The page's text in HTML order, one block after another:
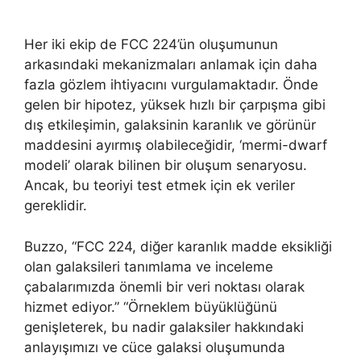
Her iki ekip de FCC 224’ün oluşumunun
arkasındaki mekanizmaları anlamak için daha
fazla gözlem ihtiyacını vurgulamaktadır. Önde
gelen bir hipotez, yüksek hızlı bir çarpışma gibi
dış etkileşimin, galaksinin karanlık ve görünür
maddesini ayırmış olabileceğidir, ‘mermi-dwarf
modeli’ olarak bilinen bir oluşum senaryosu.
Ancak, bu teoriyi test etmek için ek veriler
gereklidir.
Buzzo, “FCC 224, diğer karanlık madde eksikliği
olan galaksileri tanımlama ve inceleme
çabalarımızda önemli bir veri noktası olarak
hizmet ediyor.” “Örneklem büyüklüğünü
genişleterek, bu nadir galaksiler hakkındaki
anlayışımızı ve cüce galaksi oluşumunda